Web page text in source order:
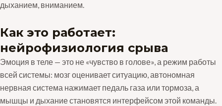
дыханием, вниманием.
Как это работает:
нейрофизиология срыва
Эмоция в теле — это не «чувство в голове», а режим работы
всей системы: мозг оценивает ситуацию, автономная
нервная система нажимает педаль газа или тормоза, а
мышцы и дыхание становятся интерфейсом этой команды.